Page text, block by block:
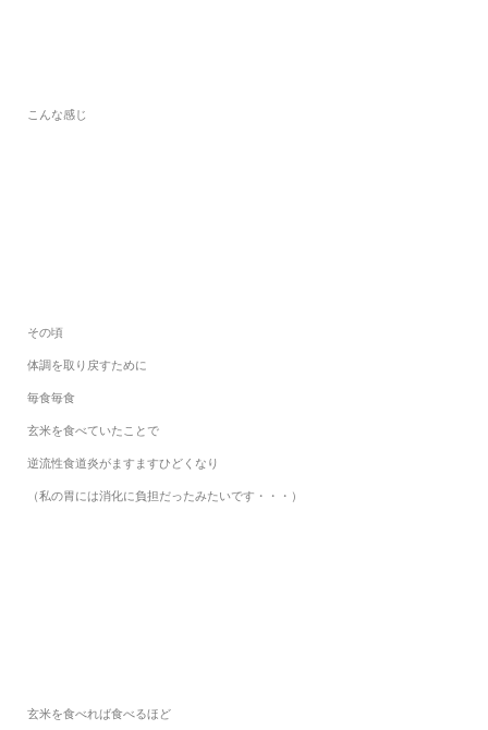
こんな感じ
その頃
体調を取り戻すために
毎食毎食
玄米を食べていたことで
逆流性食道炎がますますひどくなり
（私の胃には消化に負担だったみたいです・・・）
玄米を食べれば食べるほど